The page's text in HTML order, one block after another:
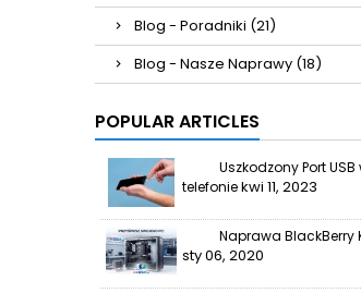
Blog - Poradniki (21)
Blog - Nasze Naprawy (18)
POPULAR ARTICLES
Uszkodzony Port USB
telefoniekwi 11, 2023
Naprawa BlackBerry
sty 06, 2020